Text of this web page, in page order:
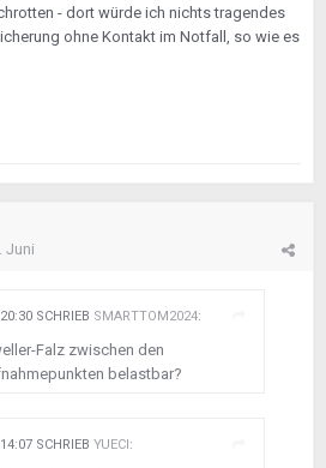
- dort würde ich nichts tragendes
ohne Kontakt im Notfall, so wie es
Juni
SCHRIEB SMARTTOM2024:
Falz zwischen den
belastbar?
SCHRIEB YUECI: